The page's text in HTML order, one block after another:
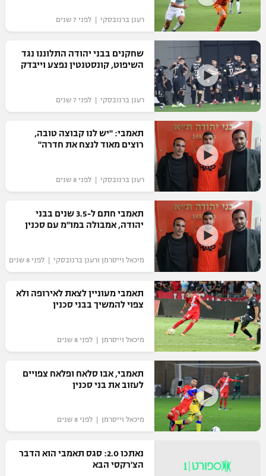
ברחבה
"מעל הליגה" – פודקאסט
"מחצית בשכונה" – פודקאסט
משתתפים וזוכים בפרסים
תקנון משתתפים וזוכים בפרסים
תקנון עבור פעילות אלקטרה
תקנון עבור פעילות ספורט 1 – "מרלן"
גיימינג E-Sports
תנאי שימוש
מדיניות פרטיות
תקנון פעילות ספורט 1
הצטרפות לחבילת הערוצים
לוח דרושים – ג'ובנט
המגזין
מכבי נתניה
ליגה ברזילאית
ליגות נוספות
ספורט אולימפי
UFC
היאבקות WWE
אופניים
ספורט מוטורי
כדורמים
פוטבול אמריקאי NFL
בייסבול MLB
ספורט אתגרי ואקסטרים
אומנויות לחימה
גיימינג E-Sports
רענן ברנובסקי | לפני 7 שנים
שחקנים בבני יהודה התלוננו נגד
השיפוט, קונסטנטין נפצע וייבדק
רענן ברנובסקי | לפני 7 שנים
תאמבי: "יש לנו קבוצה טובה,
רוצים מאוד לנצח את חדרה"
רענן ברנובסקי | לפני 8 שנים
תאמבי חתם ל-3.5 שנים בבני
יהודה, אמבולה במו"מ עם סכנין
מיכאל וייסרמן ורענן ברנובסקי | לפני 8 שנים
תאמבי מעוניין לצאת לאירופה ולא
צפוי להמשיך בבני סכנין
מיכאל וייסרמן | לפני 8 שנים
תאמבי, אבו סלאח ופלאח צפויים
לעזוב את בני סכנין
מיכאל וייסרמן | לפני 8 שנים
נאתכו 2.0: סגס תאמבי הוא הדבר
הצ'רקסי הבא